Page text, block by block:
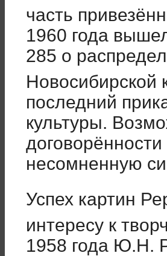
часть
1960 года
285 о
Новосибирской
последний
культуры.
несомненную
Успех картин
интересу к
1958 года Ю.Н.